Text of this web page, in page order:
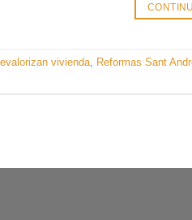
vivienda, Reformas Sant